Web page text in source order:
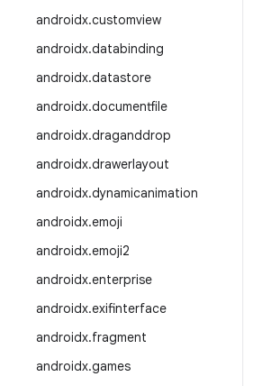
androidx.customview
androidx.databinding
androidx.datastore
androidx.documentfile
androidx.draganddrop
androidx.drawerlayout
androidx.dynamicanimation
androidx.emoji
androidx.emoji2
androidx.enterprise
androidx.exifinterface
androidx.fragment
androidx.games